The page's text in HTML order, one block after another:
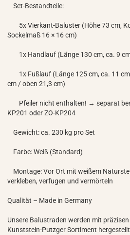
Set-Bestandteile:
5x Vierkant-Baluster (Höhe 73 cm,
Sockelmaß 16 × 16 cm)
1x Handlauf (Länge 130 cm, ca. 9 cm
1x Fußlauf (Länge 125 cm, ca. 11 cm
cm / oben 21,3 cm)
Pfeiler nicht enthalten! → separat
KP201 oder ZO-KP204
Gewicht: ca. 230 kg pro Set
Farbe: Weiß (Standard)
Montage: Vor Ort mit weißem
verkleben, verfugen und vermörteln
Qualität – Made in Germany
Unsere Balustraden werden mit
Kunststein-Putzger Sortiment